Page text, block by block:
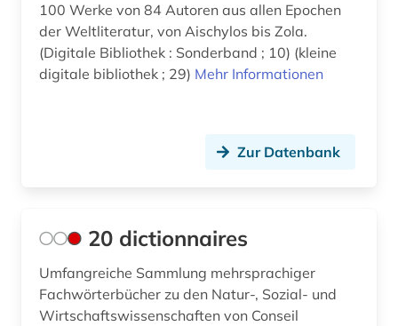
biowissenschaften (1)
blaise (1)
briefwechsel (1)
brüssel (1)
buch (1)
100 Werke von 84 Autoren aus allen Epochen
der Weltliteratur, von Aischylos bis Zola.
(Digitale Bibliothek : Sonderband ; 10) (kleine
digitale bibliothek ; 29) Mehr Informationen
Zur Datenbank
20 dictionnaires
Umfangreiche Sammlung mehrsprachiger
Fachwörterbücher zu den Natur-, Sozial- und
Wirtschaftswissenschaften von Conseil